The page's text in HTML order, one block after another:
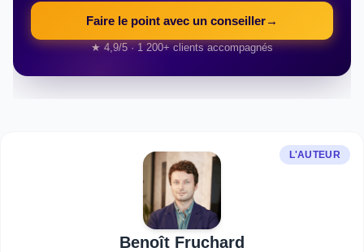
Faire le point avec un conseiller→
★ 4,9/5 · 1 200+ clients accompagnés
L'AUTEUR
Benoît Fruchard